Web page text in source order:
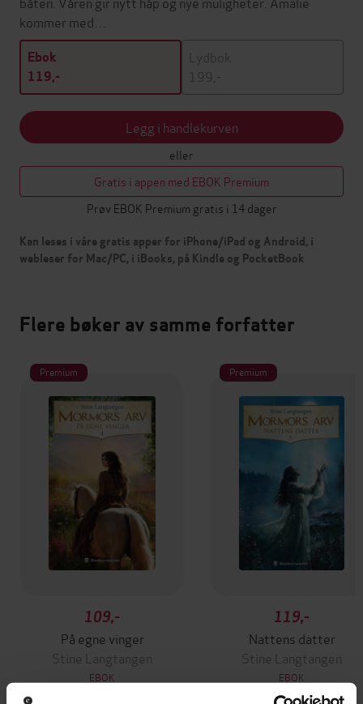
kommer med…
Ebok
119,-
Lydbok
199,-
Legg i handlekurven
eller
Gratis i appen med EBOK Premium
Prøv EBOK Premium gratis i 14 dager
Kan leses i våre gratis apper for iPhone/iPad og Android, i
webleser for Mac/PC, i iBooks, på Kindle og PocketBook
Flere bøker av samme forfatter
Premium
109,-
På egne vinger
Stine Langtangen
EBOK
Premium
119,-
Nattens datter
Stine Langtangen
EBOK